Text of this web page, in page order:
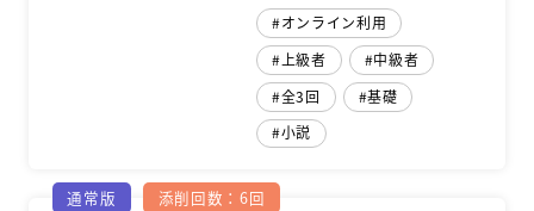
オンライン利用
上級者
中級者
全3回
基礎
小説
通常版 添削回数：6回